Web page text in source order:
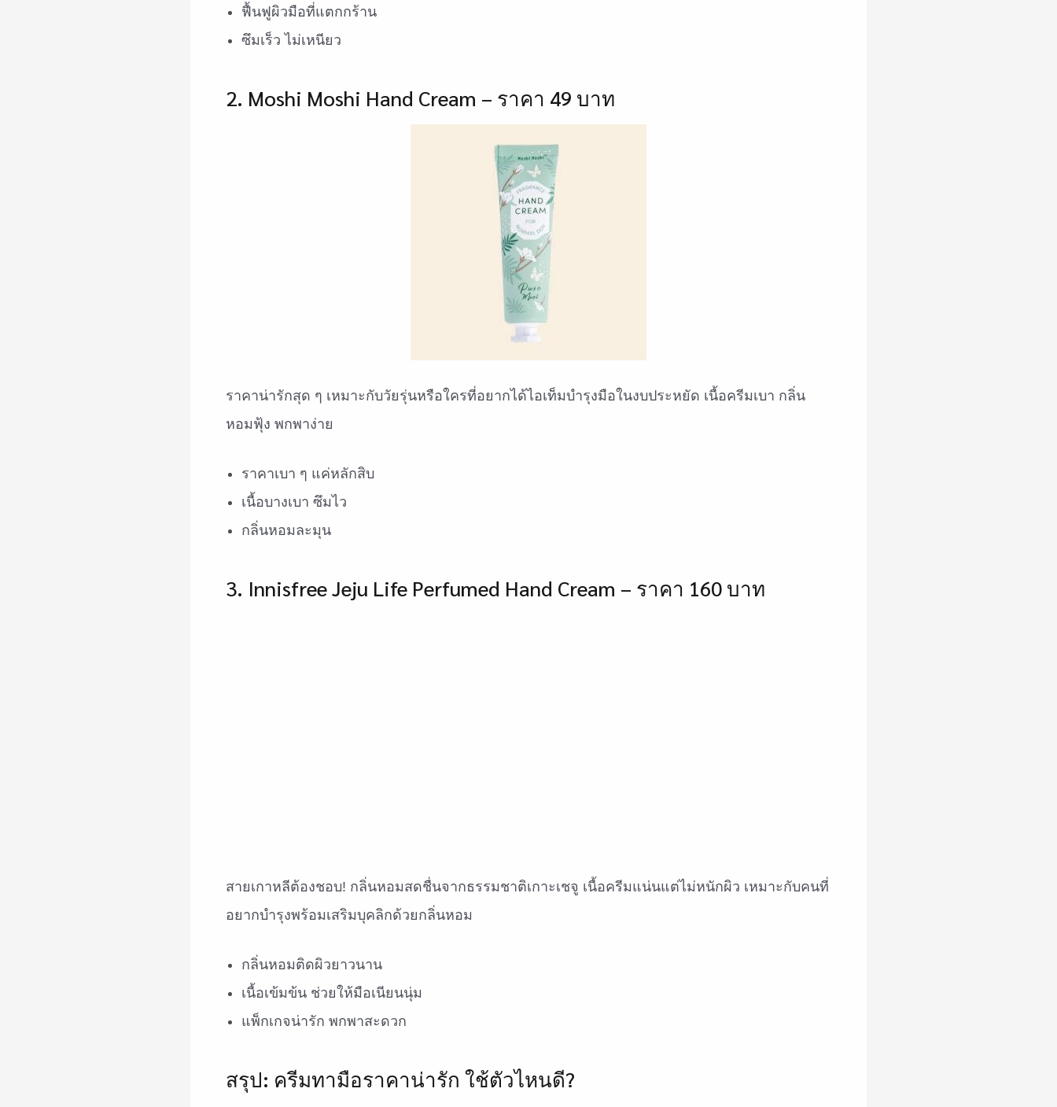
ฟื้นฟูผิวมือที่แตกกร้าน
ซึมเร็ว ไม่เหนียว
2. Moshi Moshi Hand Cream – ราคา 49 บาท
ราคาน่ารักสุด ๆ เหมาะกับวัยรุ่นหรือใครที่อยากได้ไอเท็มบำรุงมือในงบประหยัด เนื้อครีมเบา กลิ่น
หอมฟุ้ง พกพาง่าย
ราคาเบา ๆ แค่หลักสิบ
เนื้อบางเบา ซึมไว
กลิ่นหอมละมุน
3. Innisfree Jeju Life Perfumed Hand Cream – ราคา 160 บาท
สายเกาหลีต้องชอบ! กลิ่นหอมสดชื่นจากธรรมชาติเกาะเชจู เนื้อครีมแน่นแต่ไม่หนักผิว เหมาะกับคนที่
อยากบำรุงพร้อมเสริมบุคลิกด้วยกลิ่นหอม
กลิ่นหอมติดผิวยาวนาน
เนื้อเข้มข้น ช่วยให้มือเนียนนุ่ม
แพ็กเกจน่ารัก พกพาสะดวก
สรุป: ครีมทามือราคาน่ารัก ใช้ตัวไหนดี?